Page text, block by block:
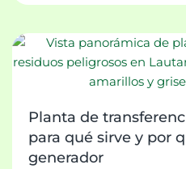
Planta de
para qué sirve y por
generador